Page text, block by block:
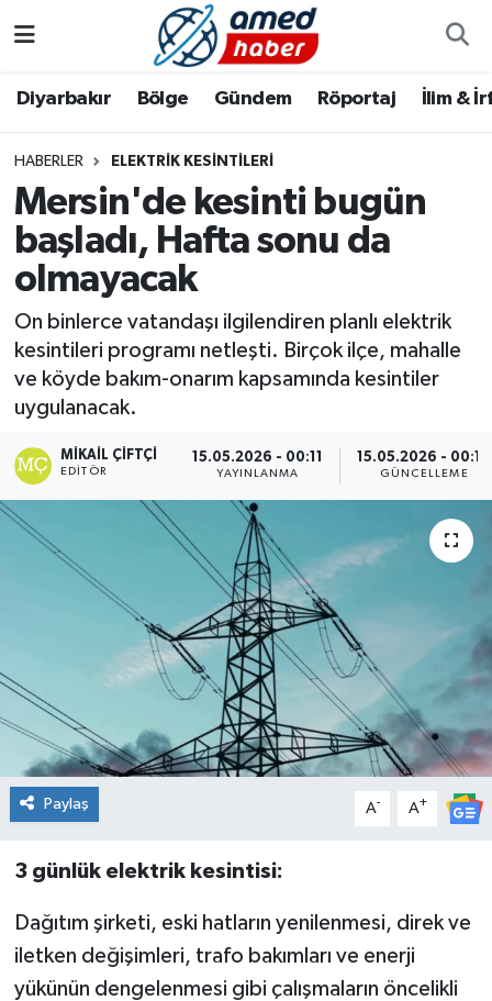
Diyarbakır Bölge Gündem Röportaj İlim &
HABERLER ELEKTRIK KESINTILERI
Mersin'de kesinti bugün
başladı, Hafta sonu da
olmayacak
On binlerce vatandaşı ilgilendiren planlı elektrik
kesintileri programı netleşti. Birçok ilçe, mahalle
ve köyde bakım-onarım kapsamında kesintiler
uygulanacak.
MIKAIL ÇIFTÇI
EDITÖR
15.05.2026 - 00:11
YAYINLANMA
15.05.2026 - 00:18
GÜNCELLEME
Paylaş A- A+
3 günlük elektrik kesintisi:
Dağıtım şirketi, eski hatların yenilenmesi, direk ve
iletken değişimleri, trafo bakımları ve enerji
yükünün dengelenmesi gibi çalışmaların öncelikli
Bölge
Röportaj
Foto Galeri
Aile
Asayiş
Bilim & Teknoloji
Dünya
Eğitim
Ekonomi
Güncel
Gündem
Kültür & Sanat
KURDÎ
Sağlık
Sağlık & Yaşam
Siyaset
Diyarbakır Hava Durumu
Diyarbakır Namaz Vakitleri
Diyarbakır Trafik Yoğunluk Haritası
Tüm Manşetler
Son Dakika Haberleri
Haber Arşivi